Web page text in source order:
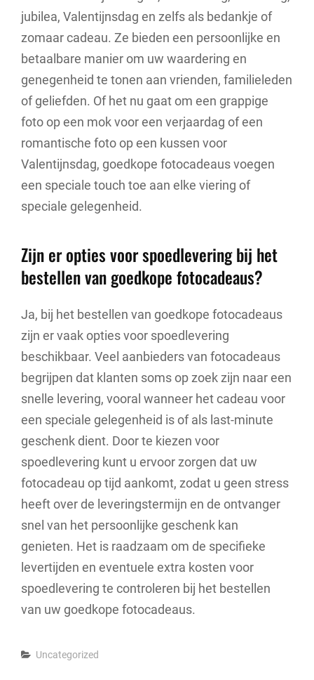
jubilea, Valentijnsdag en zelfs als bedankje of
zomaar cadeau. Ze bieden een persoonlijke en
betaalbare manier om uw waardering en
genegenheid te tonen aan vrienden, familieleden
of geliefden. Of het nu gaat om een grappige
foto op een mok voor een verjaardag of een
romantische foto op een kussen voor
Valentijnsdag, goedkope fotocadeaus voegen
een speciale touch toe aan elke viering of
speciale gelegenheid.
Zijn er opties voor spoedlevering bij het
bestellen van goedkope fotocadeaus?
Ja, bij het bestellen van goedkope fotocadeaus
zijn er vaak opties voor spoedlevering
beschikbaar. Veel aanbieders van fotocadeaus
begrijpen dat klanten soms op zoek zijn naar een
snelle levering, vooral wanneer het cadeau voor
een speciale gelegenheid is of als last-minute
geschenk dient. Door te kiezen voor
spoedlevering kunt u ervoor zorgen dat uw
fotocadeau op tijd aankomt, zodat u geen stress
heeft over de leveringstermijn en de ontvanger
snel van het persoonlijke geschenk kan
genieten. Het is raadzaam om de specifieke
levertijden en eventuele extra kosten voor
spoedlevering te controleren bij het bestellen
van uw goedkope fotocadeaus.
Categories
Uncategorized